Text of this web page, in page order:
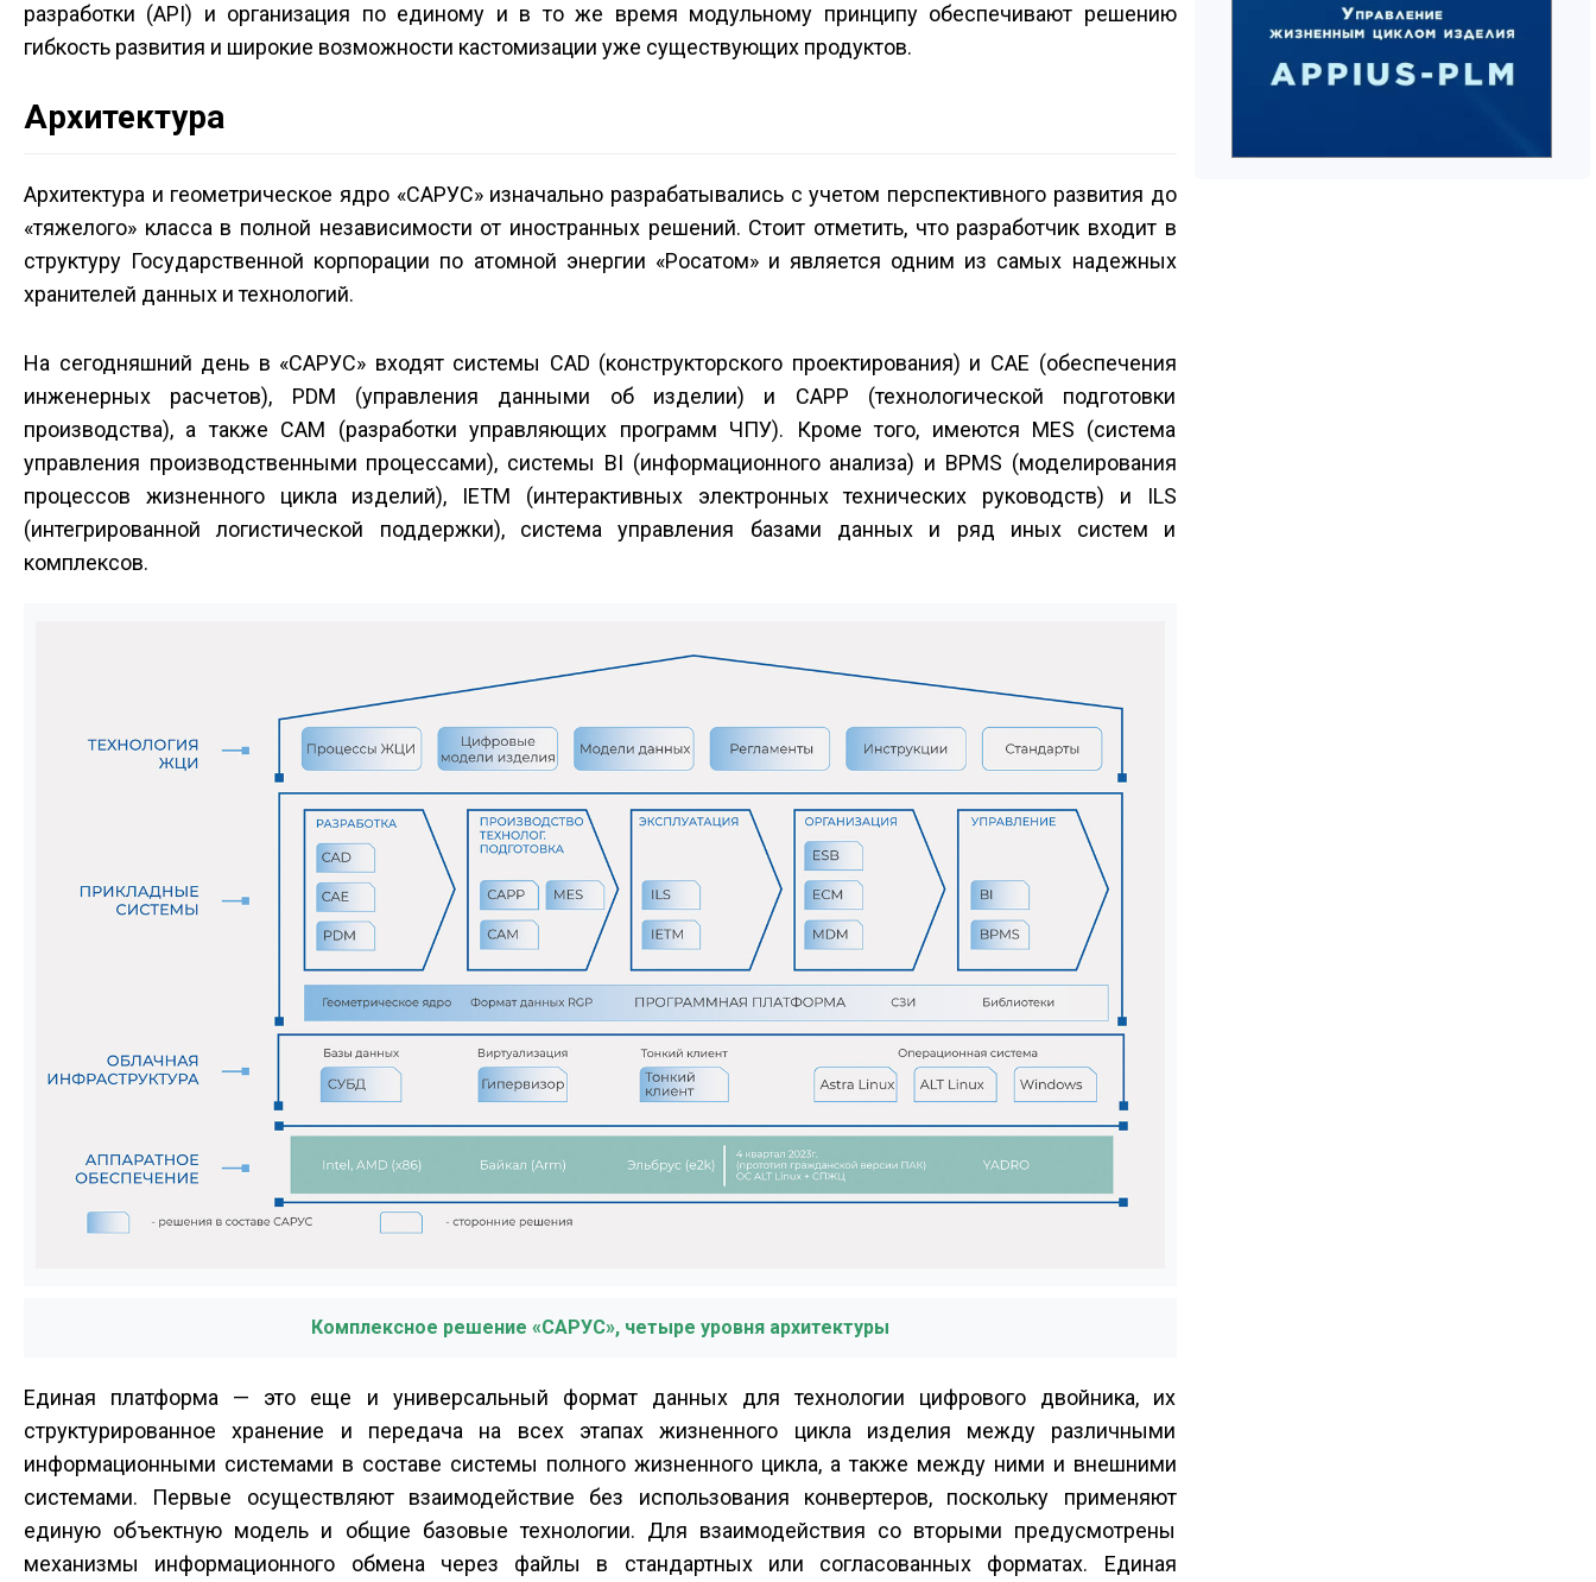
разработки (API) и организация по единому и в то же время модульному принципу обеспечивают решению
гибкость развития и широкие возможности кастомизации уже существующих продуктов.
Архитектура
Архитектура и геометрическое ядро «САРУС» изначально разрабатывались с учетом перспективного развития до
«тяжелого» класса в полной независимости от иностранных решений. Стоит отметить, что разработчик входит в
структуру Государственной корпорации по атомной энергии «Росатом» и является одним из самых надежных
хранителей данных и технологий.
На сегодняшний день в «САРУС» входят системы CAD (конструкторского проектирования) и CAE (обеспечения
инженерных расчетов), PDM (управления данными об изделии) и CAPP (технологической подготовки
производства), а также CAM (разработки управляющих программ ЧПУ). Кроме того, имеются MES (система
управления производственными процессами), системы BI (информационного анализа) и BPMS (моделирования
процессов жизненного цикла изделий), IETM (интерактивных электронных технических руководств) и ILS
(интегрированной логистической поддержки), система управления базами данных и ряд иных систем и
комплексов.
Комплексное решение «САРУС», четыре уровня архитектуры
Единая платформа — это еще и универсальный формат данных для технологии цифрового двойника, их
структурированное хранение и передача на всех этапах жизненного цикла изделия между различными
информационными системами в составе системы полного жизненного цикла, а также между ними и внешними
системами. Первые осуществляют взаимодействие без использования конвертеров, поскольку применяют
единую объектную модель и общие базовые технологии. Для взаимодействия со вторыми предусмотрены
механизмы информационного обмена через файлы в стандартных или согласованных форматах. Единая